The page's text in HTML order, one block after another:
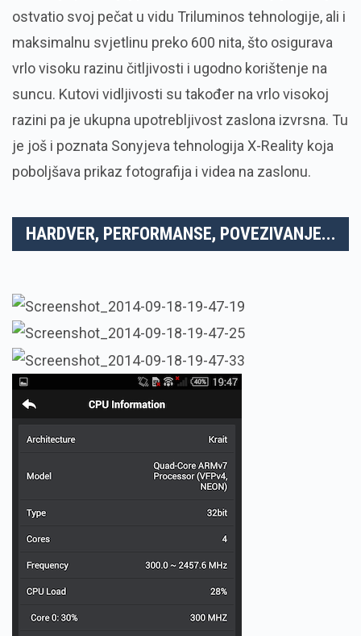
ostvatio svoj pečat u vidu Triluminos tehnologije, ali i
maksimalnu svjetlinu preko 600 nita, što osigurava
vrlo visoku razinu čitljivosti i ugodno korištenje na
suncu. Kutovi vidljivosti su također na vrlo visokoj
razini pa je ukupna upotrebljivost zaslona izvrsna. Tu
je još i poznata Sonyjeva tehnologija X-Reality koja
poboljšava prikaz fotografija i videa na zaslonu.
HARDVER, PERFORMANSE, POVEZIVANJE...